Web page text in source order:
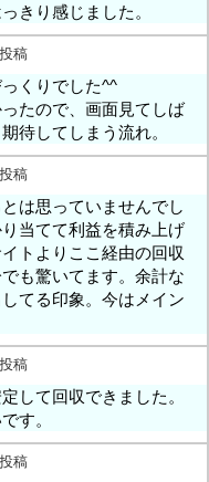
きり感じました。
稿
くりでした^^
たので、画面見てしば
待してしまう流れ。
稿
は思っていませんでし
当てて利益を積み上げ
トよりここ経由の回収
も驚いてます。余計な
てる印象。今はメイン
稿
して回収できました。
す。
稿